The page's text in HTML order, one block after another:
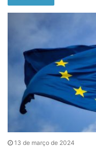
13 de março de 2024